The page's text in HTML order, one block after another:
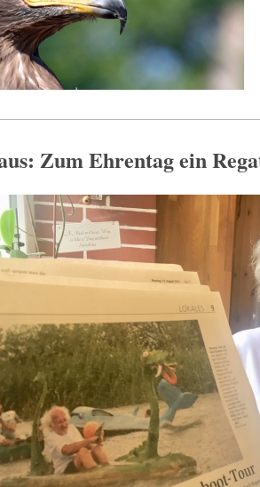
Zum Ehrentag ein